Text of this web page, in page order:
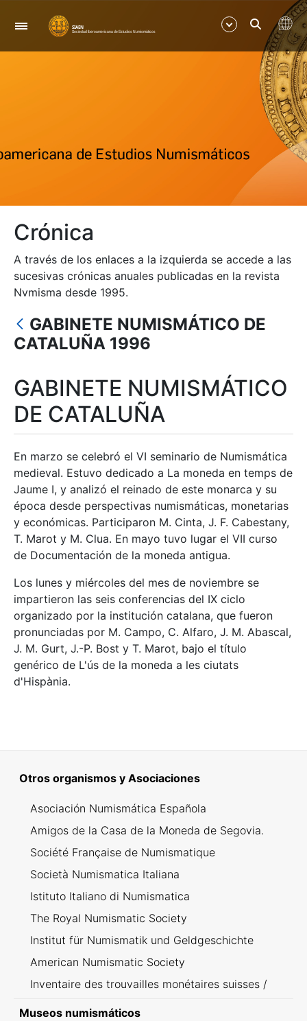
Navegación
Mostrar/Ocultar
Mostrar/Ocultar
Mostrar/Ocultar
Crónica
A través de los enlaces a la izquierda se accede a las
sucesivas crónicas anuales publicadas en la revista
Nvmisma desde 1995.
GABINETE NUMISMÁTICO DE
CATALUÑA 1996
GABINETE NUMISMÁTICO
DE CATALUÑA
En marzo se celebró el VI seminario de Numismática
medieval. Estuvo dedicado a La moneda en temps de
Jaume I, y analizó el reinado de este monarca y su
época desde perspectivas numismáticas, monetarias
y económicas. Participaron M. Cinta, J. F. Cabestany,
T. Marot y M. Clua. En mayo tuvo lugar el VII curso
de Documentación de la moneda antigua.
Los lunes y miércoles del mes de noviembre se
impartieron las seis conferencias del IX ciclo
organizado por la institución catalana, que fueron
pronunciadas por M. Campo, C. Alfaro, J. M. Abascal,
J. M. Gurt, J.-P. Bost y T. Marot, bajo el título
genérico de L'ús de la moneda a les ciutats
d'Hispània.
Otros organismos y Asociaciones
Asociación Numismática Española
Amigos de la Casa de la Moneda de Segovia.
Société Française de Numismatique
Società Numismatica Italiana
Istituto Italiano di Numismatica
The Royal Numismatic Society
Institut für Numismatik und Geldgeschichte
American Numismatic Society
Inventaire des trouvailles monétaires suisses /
Museos numismáticos